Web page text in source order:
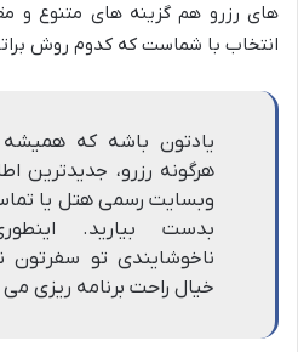
های رزرو هم گزینه های متنوع و
انتخاب با شماست که کدوم روش
یادتون باشه که همیشه
هرگونه رزرو، جدیدترین
وبسایت رسمی هتل یا
بدست بیارید.
ناخوشایندی تو سفرتون
خیال راحت برنامه ریزی می